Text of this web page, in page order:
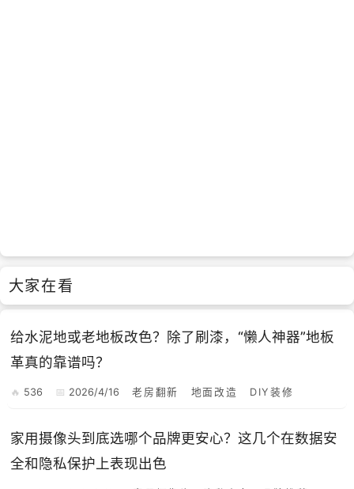
大家在看
给水泥地或老地板改色？除了刷漆，“懒人神器”地板
革真的靠谱吗？
536 2026/4/16 老房翻新 地面改造 DIY装修
家用摄像头到底选哪个品牌更安心？这几个在数据安
全和隐私保护上表现出色